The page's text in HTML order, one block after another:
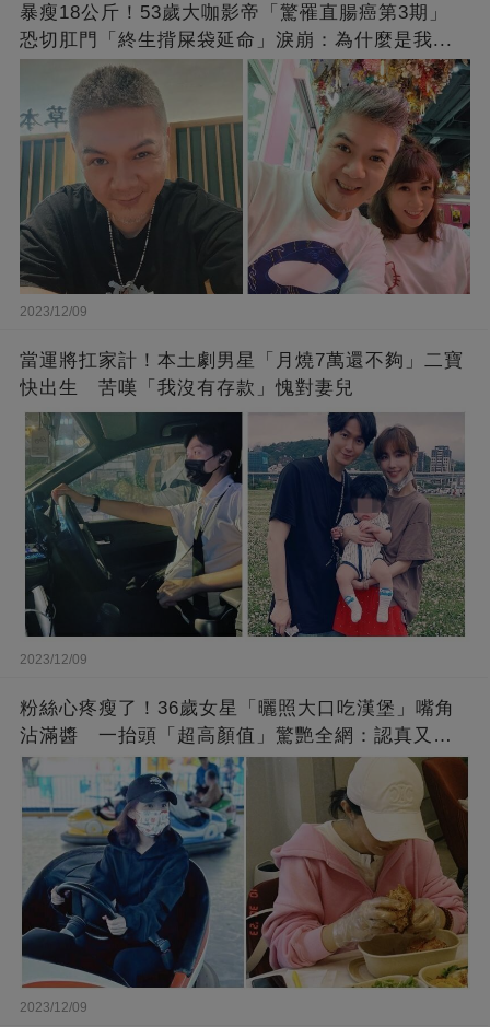
暴瘦18公斤！53歲大咖影帝「驚罹直腸癌第3期」
恐切肛門「終生揹屎袋延命」淚崩：為什麼是我...
2023/12/09
當運將扛家計！本土劇男星「月燒7萬還不夠」二寶
快出生 苦嘆「我沒有存款」愧對妻兒
2023/12/09
粉絲心疼瘦了！36歲女星「曬照大口吃漢堡」嘴角
沾滿醬 一抬頭「超高顏值」驚艷全網：認真又美
麗!
2023/12/09